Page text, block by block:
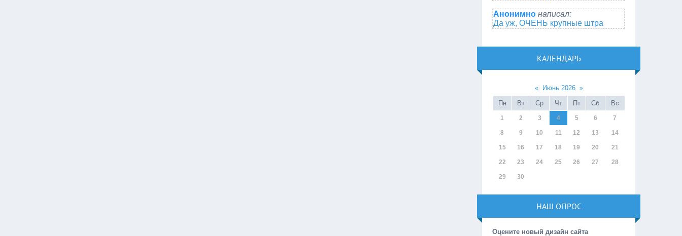
Анонимно написал:
Да уж, ОЧЕНЬ крупные штра
КАЛЕНДАРЬ
« Июнь 2026 »
Пн
Вт Ср Чт Пт Сб Вс
1 2 3 4 5 6 7
8 9 10 11 12 13 14
15 16 17 18 19 20 21
22 23 24 25 26 27 28
29 30
НАШ ОПРОС
Оцените новый дизайн сайта